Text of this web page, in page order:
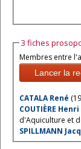
3 fiches
Membres entre
Lancer la
CATALA René
COUTIÈRE Henri
d'Aquiculture et
SPILLMANN